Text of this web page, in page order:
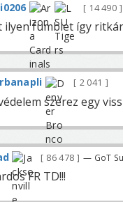
14 490
ilyen fumblet így
2 041
szerez egy
86 478 — GoT
FR TD!!!